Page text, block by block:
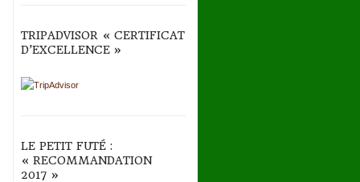
TRIPADVISOR « CERTIFICAT
D’EXCELLENCE »
LE PETIT FUTÉ :
« RECOMMANDATION
2017 »